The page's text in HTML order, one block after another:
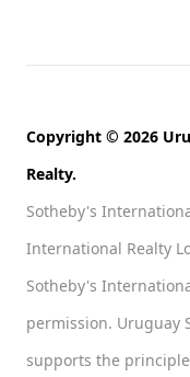
Copyright © 2026
Realty.
Sotheby's
International Realty
Sotheby's
permission. Uruguay
supports the